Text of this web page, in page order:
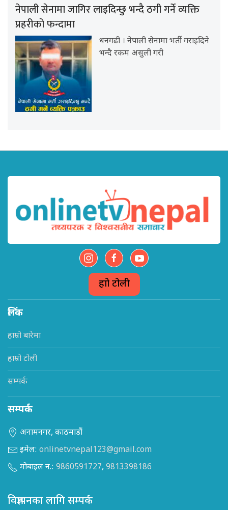
नेपाली सेनामा जागिर लाइदिन्छु भन्दै ठगी गर्ने व्यक्ति
प्रहरीको फन्दामा
धनगढी । नेपाली सेनामा भर्ती गराइदिने
भन्दै रकम असुली गरी
हाम्रो टोली
लिंक
हाम्रो बारेमा
हाम्रो टोली
सम्पर्क
सम्पर्क
अनामनगर, काठमाडौं
इमेल: onlinetvnepal123@gmail.com
मोबाइल न.: 9860591727, 9813398186
विज्ञापनका लागि सम्पर्क